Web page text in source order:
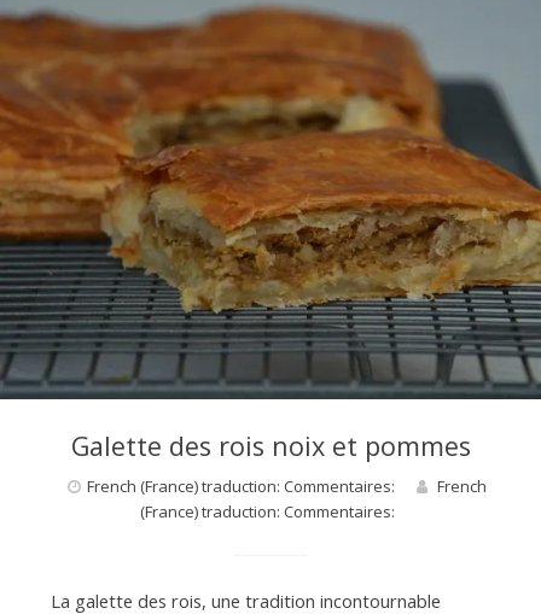
Galette des rois noix et pommes
French (France) traduction: Commentaires:
French
(France) traduction: Commentaires:
La galette des rois, une tradition incontournable